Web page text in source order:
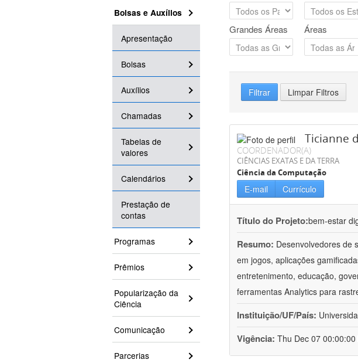
Bolsas e Auxílios
Apresentação
Bolsas
Auxílios
Chamadas
Tabelas de
valores
Calendários
Prestação de
contas
Programas
Prêmios
Popularização da
Ciência
Comunicação
Parcerias
Grandes Áreas Áreas
Filtrar Limpar Filtros
Ticianne
COORDENADOR(A)
CIÊNCIAS EXATAS E DA TERRA
Ciência da Computação
E-mail Currículo
Título do Projeto:bem-estar
Resumo: Desenvolvedores de
em jogos, aplicações
entretenimento, educação,
ferramentas Analytics para
Instituição/UF/País:
Vigência: Thu Dec 07